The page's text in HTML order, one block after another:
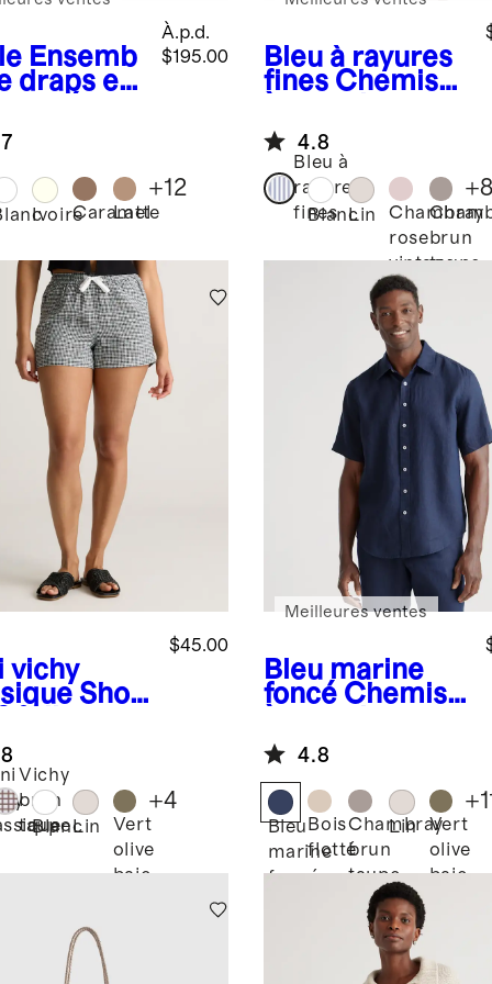
Ensemb
draps en
À.p.d.
$195.00
IvoireCaramel
Latte
+12
Bleu à rayures
fines Chemise
longues 100 %
lin européen
4.8
Bleu à
rayures
fines
BlancLin
Chambray
rose
vintage
brun
taupe
+
vichy
Shor
$45.00
Vichy
brun
taupe
BlancLin
Vert
olive
baie
+4
Bleu marine
foncé Chemise
courtes
décontractée
100 % lin
européen
Meilleures ventes
4.8
Bleu
marine
foncé
Bois
flotté
Chambray
brun
taupe
Lin
Vert
olive
baie
+